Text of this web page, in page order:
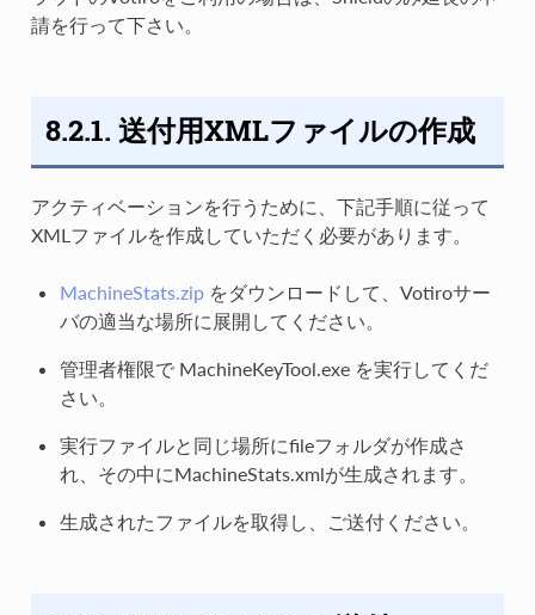
請を行って下さい。
8.2.1. 送付用XMLファイルの作成
アクティベーションを行うために、下記手順に従って
XMLファイルを作成していただく必要があります。
MachineStats.zipをダウンロードして、Votiroサー
バの適当な場所に展開してください。
管理者権限で MachineKeyTool.exe を実行してくだ
さい。
実行ファイルと同じ場所にfileフォルダが作成さ
れ、その中にMachineStats.xmlが生成されます。
生成されたファイルを取得し、ご送付ください。